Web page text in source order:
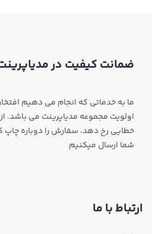
ضمانت کیفیت در
ما به خدماتی که انجام می دهیم
اولویت مجموعه مدیاپرینت می باشد.
خطایی رخ دهد، سفارش را دوباره چاپ
شما ارسال میکنیم
ارتباط با ما